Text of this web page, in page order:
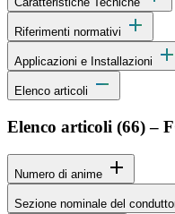
Riferimenti normativi add
Applicazioni e Installazioni add
Elenco articoli remove
Elenco articoli (66)–
Numero di anime add
Sezione nominale del